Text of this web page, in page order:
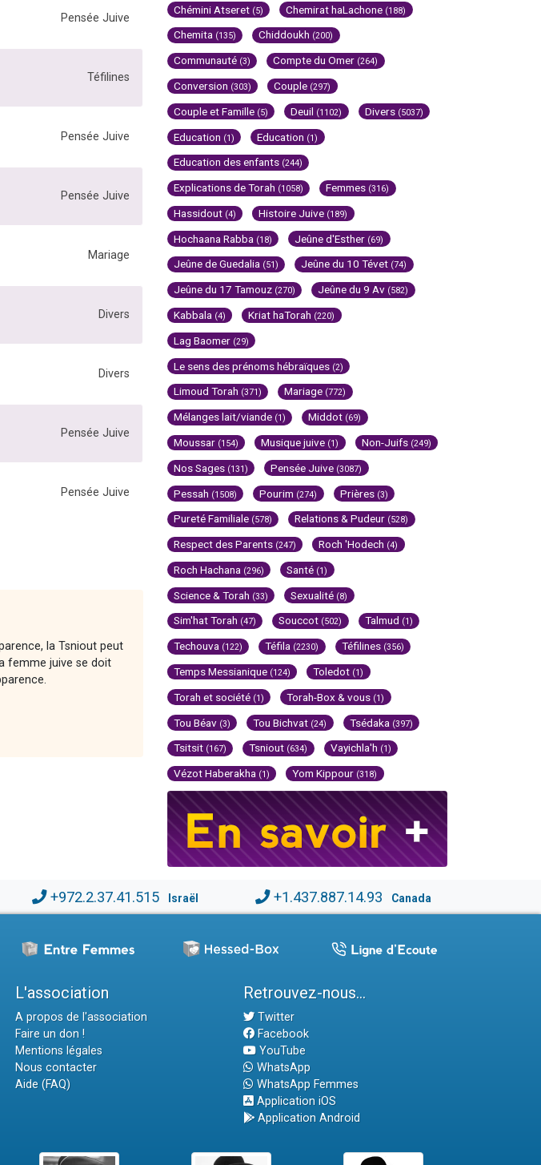
Pensée Juive
Téfilines
Pensée Juive
Pensée Juive
Mariage
Divers
Divers
Pensée Juive
Pensée Juive
la Tsniout peut
femme juive se doit
Chémini Atseret (5) Chemirat haLachone (188)
Chemita (135) Chiddoukh (200)
Communauté (3) Compte du Omer (264)
Conversion (303) Couple (297)
Couple et Famille (5) Deuil (1102) Divers (5037)
Education (1) Education (1)
Education des enfants (244)
Explications de Torah (1058) Femmes (316)
Hassidout (4) Histoire Juive (189)
Hochaana Rabba (18) Jeûne d'Esther (69)
Jeûne de Guedalia (51) Jeûne du 10 Tévet (74)
Jeûne du 17 Tamouz (270) Jeûne du 9 Av (582)
Kabbala (4) Kriat haTorah (220)
Lag Baomer (29)
Le sens des prénoms hébraïques (2)
Limoud Torah (371) Mariage (772)
Mélanges lait/viande (1) Middot (69)
Moussar (154) Musique juive (1) Non-Juifs (249)
Nos Sages (131) Pensée Juive (3087)
Pessah (1508) Pourim (274) Prières (3)
Pureté Familiale (578) Relations & Pudeur (528)
Respect des Parents (247) Roch 'Hodech (4)
Roch Hachana (296) Santé (1)
Science & Torah (33) Sexualité (8)
Sim'hat Torah (47) Souccot (502) Talmud (1)
Techouva (122) Téfila (2230) Téfilines (356)
Temps Messianique (124) Toledot (1)
Torah et société (1) Torah-Box & vous (1)
Tou Béav (3) Tou Bichvat (24) Tsédaka (397)
Tsitsit (167) Tsniout (634) Vayichla'h (1)
Vézot Haberakha (1) Yom Kippour (318)
+972.2.37.41.515 Israël +1.437.887.14.93 Canada
L'association
A propos de l'association
Faire un don !
Mentions légales
Nous contacter
Aide (FAQ)
Retrouvez-nous...
Twitter
Facebook
YouTube
WhatsApp
WhatsApp Femmes
Application iOS
Application Android